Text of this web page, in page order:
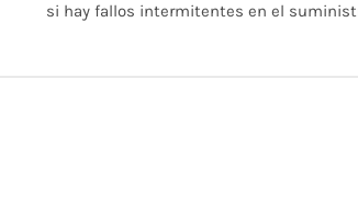
si hay fallos intermitentes en el